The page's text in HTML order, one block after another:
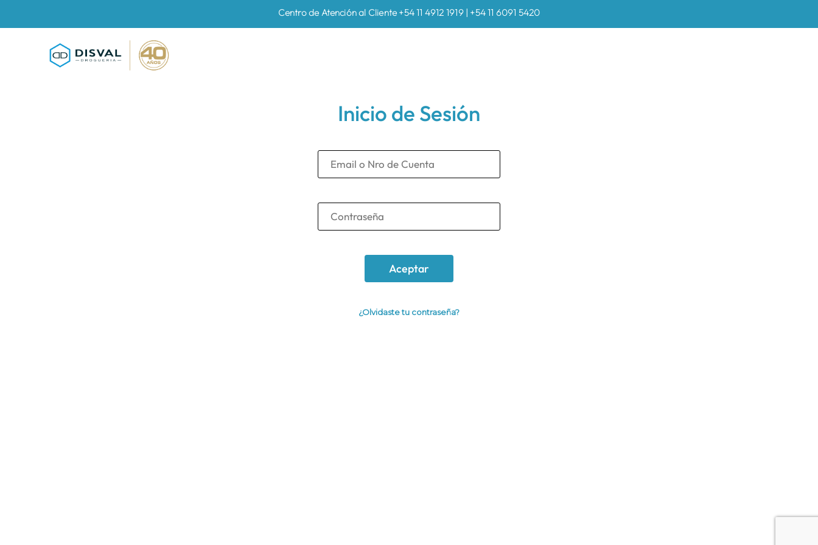
Centro de Atención al Cliente +54 11 4912 1919 | +54 11 6091 5420
Inicio de Sesión
¿Olvidaste tu contraseña?